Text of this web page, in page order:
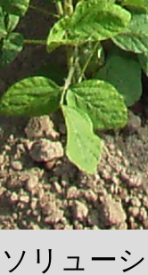
リュー